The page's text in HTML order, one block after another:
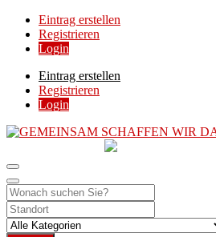
Eintrag erstellen
Registrieren
Login
Eintrag erstellen
Registrieren
Login